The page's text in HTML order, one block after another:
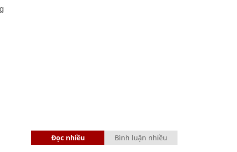
Đọc nhiều Bình luận nhiều